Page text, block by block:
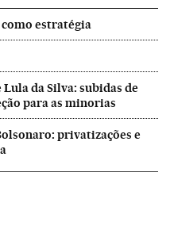
estratégia
da Silva: subidas de
para as minorias
privatizações e